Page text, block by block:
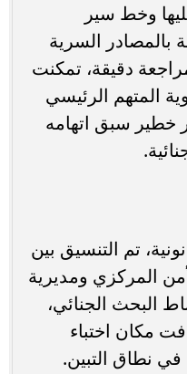
وخط سير
بالمصادر السرية
دقيقة، تمكنت
المتهم الرئيسي
خطير سبق اتهامه
تم التنسيق بين
المركزي ومديرية
البحث الجنائي،
مكان اختباء
نطاق التبين.